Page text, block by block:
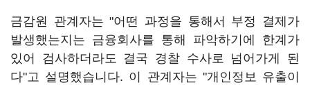
금감원 관계자는 "어떤 과정을 통해서 부정 결제가
발생했는지는 금융회사를 통해 파악하기에 한계가
있어 검사하더라도 결국 경찰 수사로 넘어가게 된
다"고 설명했습니다. 이 관계자는 "개인정보 유출이